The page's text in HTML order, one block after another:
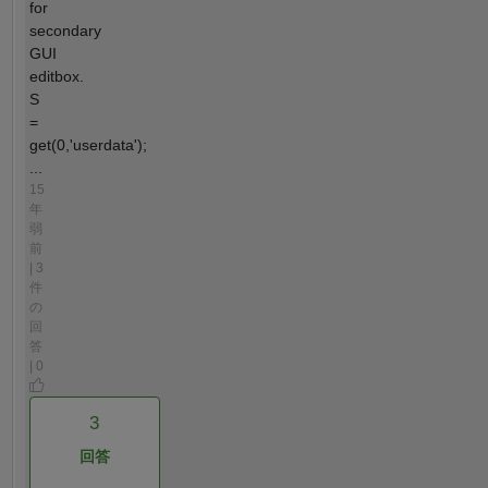
for
secondary
GUI
editbox.
S
=
get(0,'userdata');
15
年
弱
前
| 3
件
の
回
答
| 0
3
回答